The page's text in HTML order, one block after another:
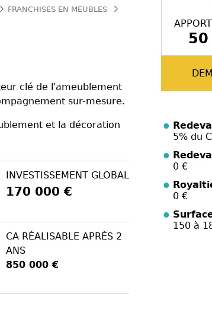
FRANCHISES EN MEUBLES
clé de l'ameublement
sur-mesure.
et la décoration
INVESTISSEMENT GLOBAL
170 000 €
CA RÉALISABLE APRÈS 2
ANS
850 000 €
50
5% du
0 €
0 €
150 à